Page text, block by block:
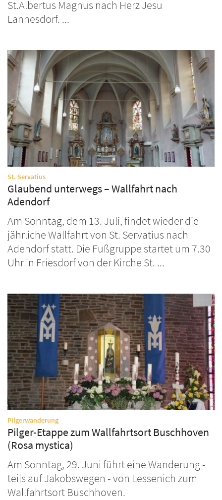
St.Albertus Magnus nach Herz Jesu
Lannesdorf. ...
St. Servatius:
Glaubend unterwegs – Wallfahrt nach
Adendorf
Am Sonntag, dem 13. Juli, findet wieder die
jährliche Wallfahrt von St. Servatius nach
Adendorf statt. Die Fußgruppe startet um 7.30
Uhr in Friesdorf von der Kirche St. ...
Pilgerwanderung:
Pilger-Etappe zum Wallfahrtsort Buschhoven
(Rosa mystica)
Am Sonntag, 29. Juni führt eine Wanderung -
teils auf Jakobswegen - von Lessenich zum
Wallfahrtsort Buschhoven.